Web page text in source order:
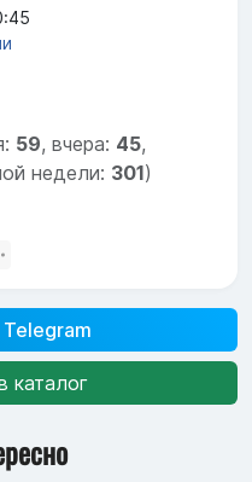
59, вчера: 45,
недели: 301)
каталог